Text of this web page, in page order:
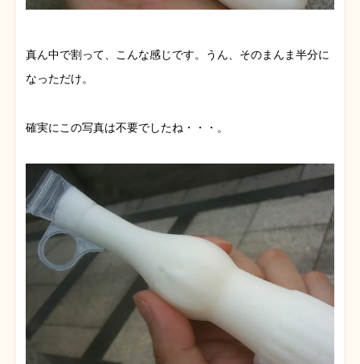
真ん中で割って、こんな感じです。うん、そのまんま半分に
なっただけ。
確実にこの写真は不要でしたね・・・。